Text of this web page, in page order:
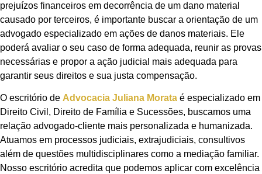
prejuízos financeiros em decorrência de um dano material
causado por terceiros, é importante buscar a orientação de um
advogado especializado em ações de danos materiais. Ele
poderá avaliar o seu caso de forma adequada, reunir as provas
necessárias e propor a ação judicial mais adequada para
garantir seus direitos e sua justa compensação.
O escritório de Advocacia Juliana Morata é especializado em
Direito Civil, Direito de Família e Sucessões, buscamos uma
relação advogado-cliente mais personalizada e humanizada.
Atuamos em processos judiciais, extrajudiciais, consultivos
além de questões multidisciplinares como a mediação familiar.
Nosso escritório acredita que podemos aplicar com excelência